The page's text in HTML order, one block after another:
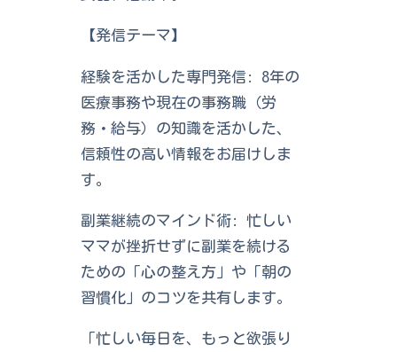
【発信テーマ】
経験を活かした専門発信: 8年の
医療事務や現在の事務職（労
務・給与）の知識を活かした、
信頼性の高い情報をお届けしま
す。
副業継続のマインド術: 忙しい
ママが挫折せずに副業を続ける
ための「心の整え方」や「朝の
習慣化」のコツを共有します。
「忙しい毎日を、もっと欲張り